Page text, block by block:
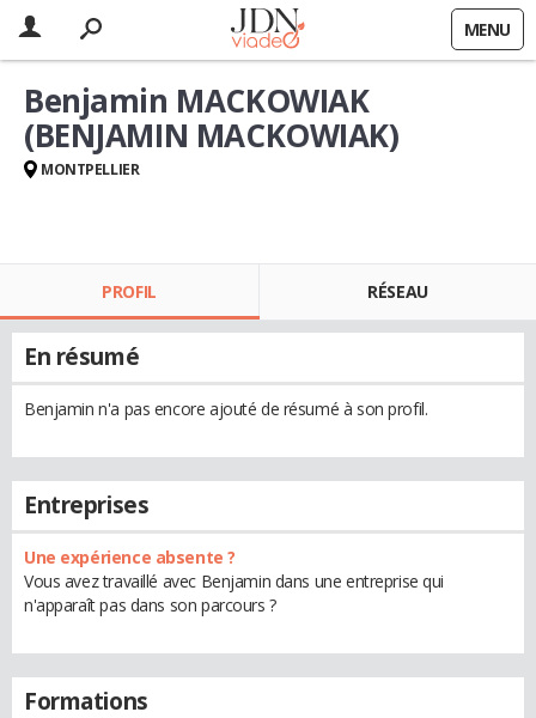
MENU
Benjamin MACKOWIAK
(BENJAMIN MACKOWIAK)
MONTPELLIER
PROFIL RÉSEAU
En résumé
Benjamin n'a pas encore ajouté de résumé à son profil.
Entreprises
Une expérience absente ?
Vous avez travaillé avec Benjamin dans une entreprise qui
n'apparaît pas dans son parcours ?
Formations